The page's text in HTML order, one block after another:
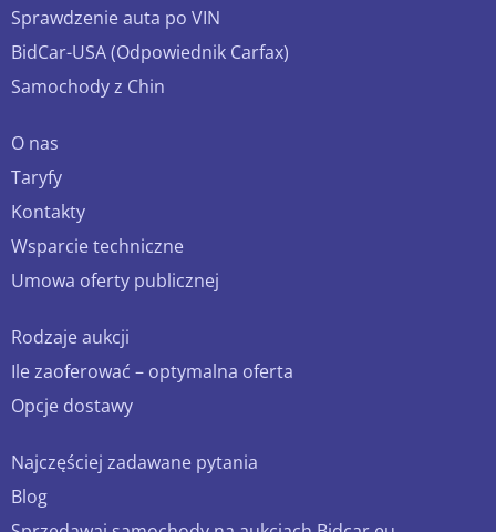
Sprawdzenie auta po VIN
BidCar-USA (Odpowiednik Carfax)
Samochody z Chin
O nas
Taryfy
Kontakty
Wsparcie techniczne
Umowa oferty publicznej
Rodzaje aukcji
Ile zaoferować – optymalna oferta
Opcje dostawy
Najczęściej zadawane pytania
Blog